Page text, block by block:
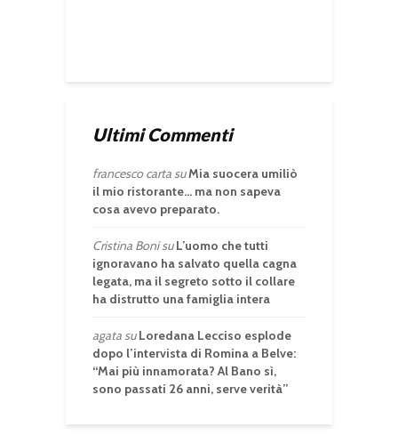
Ultimi Commenti
francesco cartasuMia suocera umiliò
il mio ristorante… ma non sapeva
cosa avevo preparato.
Cristina BonisuL’uomo che tutti
ignoravano ha salvato quella cagna
legata, ma il segreto sotto il collare
ha distrutto una famiglia intera
agatasuLoredana Lecciso esplode
dopo l’intervista di Romina a Belve:
“Mai più innamorata? Al Bano sì,
sono passati 26 anni, serve verità”